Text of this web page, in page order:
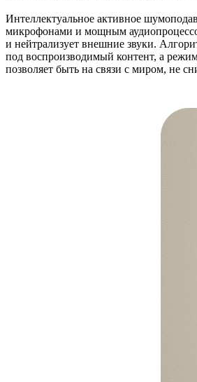
Интеллектуальное активное
микрофонами и мощным
и нейтрализует внешние звуки.
под воспроизводимый контент, а
позволяет быть на связи с миром, не